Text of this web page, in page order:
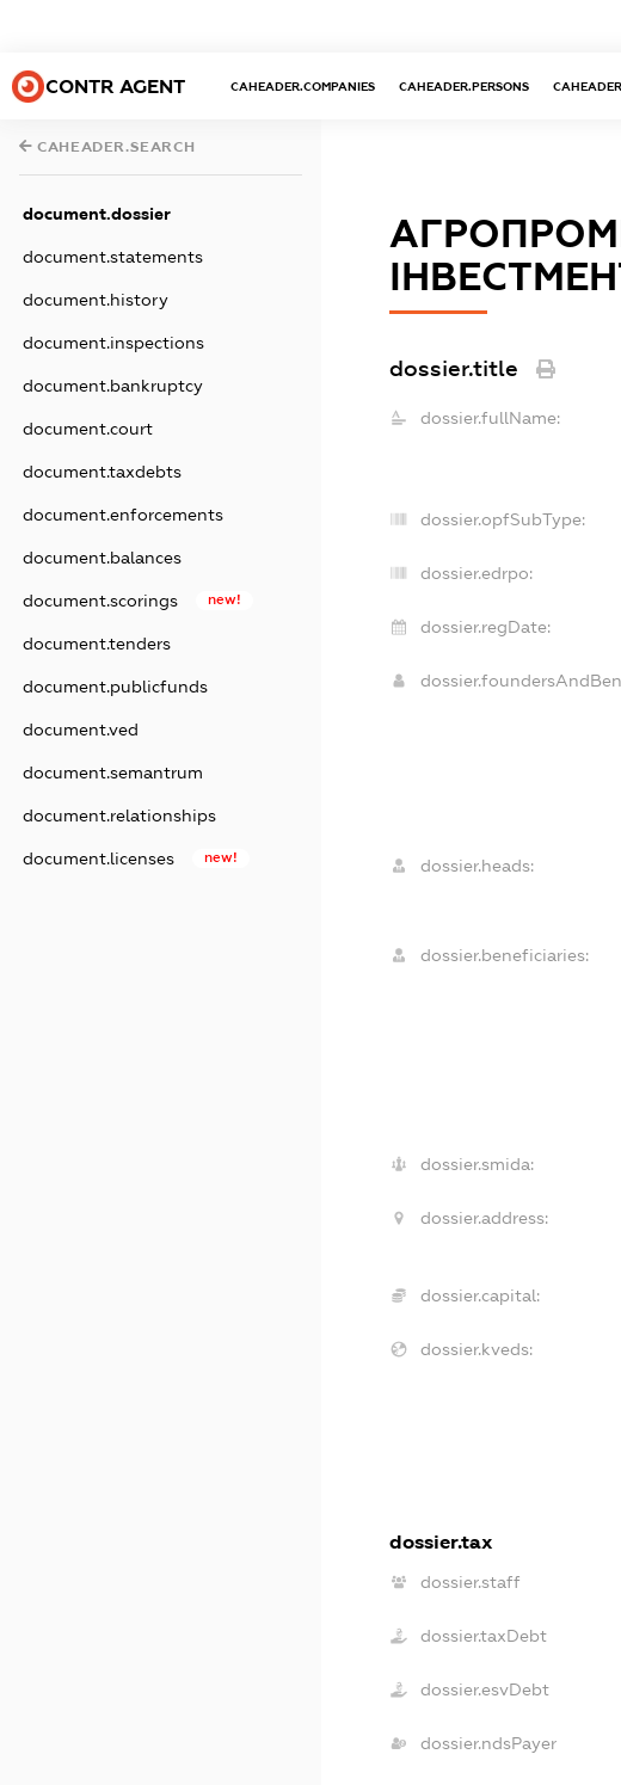
CONTR AGENT CAHEADER.COMPANIES CAHEADER.PERSONS
CAHEADER.SEARCH
document.dossier
document.statements
document.history
document.inspections
document.bankruptcy
document.court
document.taxdebts
document.enforcements
document.balances
document.scorings new!
document.tenders
document.publicfunds
document.ved
document.semantrum
document.relationships
document.licenses new!
dossier.title
dossier.fullName:
dossier.opfSubType:
dossier.edrpo:
dossier.regDate:
dossier.heads:
dossier.beneficiaries:
dossier.smida:
dossier.address:
dossier.capital:
dossier.kveds:
dossier.tax
dossier.staff
dossier.taxDebt
dossier.esvDebt
dossier.ndsPayer